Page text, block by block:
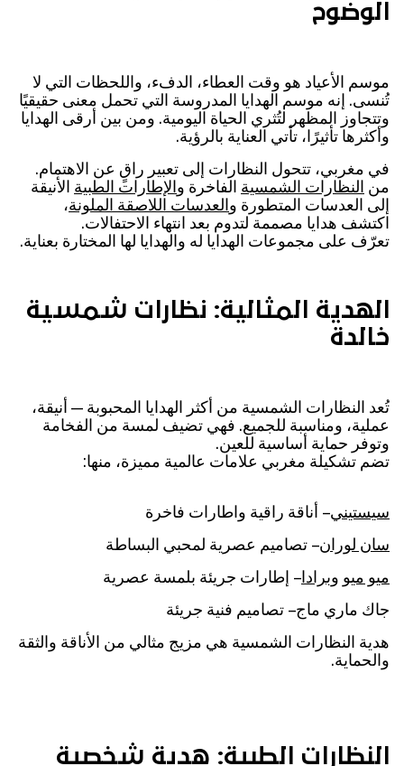
الوضوح
موسم الأعياد هو وقت العطاء، الدفء، واللحظات التي لا
تُنسى. إنه موسم الهدايا المدروسة التي تحمل معنى حقيقيًا
وتتجاوز المظهر لتُثري الحياة اليومية. ومن بين أرقى الهدايا
وأكثرها تأثيرًا، تأتي العناية بالرؤية.
في مغربي، تتحول النظارات إلى تعبير راقٍ عن الاهتمام.
من النظارات الشمسية الفاخرة والإطارات الطبية الأنيقة
إلى العدسات المتطورة والعدسات اللاصقة الملونة،
اكتشف هدايا مصممة لتدوم بعد انتهاء الاحتفالات.
تعرّف على مجموعات الهدايا له والهدايا لها المختارة بعناية.
الهدية المثالية: نظارات شمسية
خالدة
تُعد النظارات الشمسية من أكثر الهدايا المحبوبة — أنيقة،
عملية، ومناسبة للجميع. فهي تضيف لمسة من الفخامة
وتوفر حماية أساسية للعين.
تضم تشكيلة مغربي علامات عالمية مميزة، منها:
سيستيني– أناقة راقية واطارات فاخرة
سان لوران– تصاميم عصرية لمحبي البساطة
ميو ميو وبرادا– إطارات جريئة بلمسة عصرية
جاك ماري ماج – تصاميم فنية جريئة
هدية النظارات الشمسية هي مزيج مثالي من الأناقة والثقة
والحماية.
النظارات الطبية: هدية شخصية